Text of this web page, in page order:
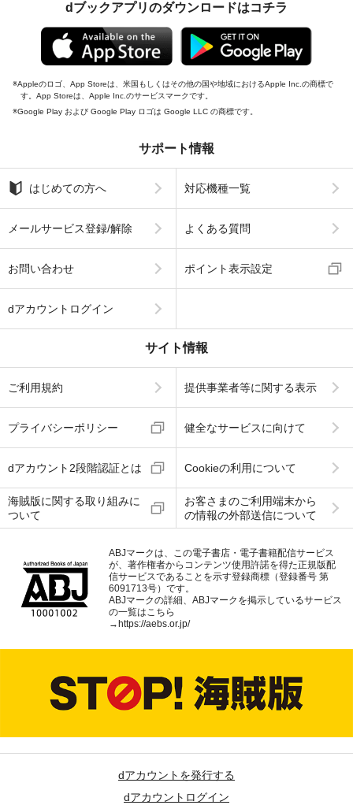
dブックアプリのダウンロードはコチラ
Appleのロゴ、App Storeは、米国もしくはその他の国や地域におけるApple Inc.の商標で
す。App Storeは、Apple Inc.のサービスマークです。
Google Play および Google Play ロゴは Google LLC の商標です。
サポート情報
はじめての方へ 対応機種一覧
メールサービス登録/解除 よくある質問
お問い合わせ ポイント表示設定
dアカウントログイン
サイト情報
ご利用規約 提供事業者等に関する表示
プライバシーポリシー 健全なサービスに向けて
dアカウント2段階認証とは Cookieの利用について
海賊版に関する取り組みに
ついて
お客さまのご利用端末から
の情報の外部送信について
ABJマークは、この電子書店・電子書籍配信サービス
が、著作権者からコンテンツ使用許諾を得た正規版配
信サービスであることを示す登録商標（登録番号 第
6091713号）です。
ABJマークの詳細、ABJマークを掲示しているサービス
の一覧はこちら
→ https://aebs.or.jp/
dアカウントを発行する
dアカウントログイン